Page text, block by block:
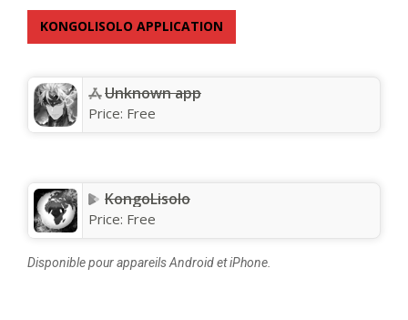
KONGOLISOLO APPLICATION
Unknown app
Price: Free
KongoLisolo
Price: Free
Disponible pour appareils Android et iPhone.